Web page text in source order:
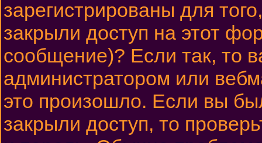
зарегистрированы для
закрыли доступ на этот
сообщение)? Если так, то
администратором или
это произошло. Если вы
закрыли доступ, то